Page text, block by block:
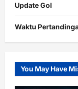
Update Gol
Waktu
Slot
Gacor
You May Have